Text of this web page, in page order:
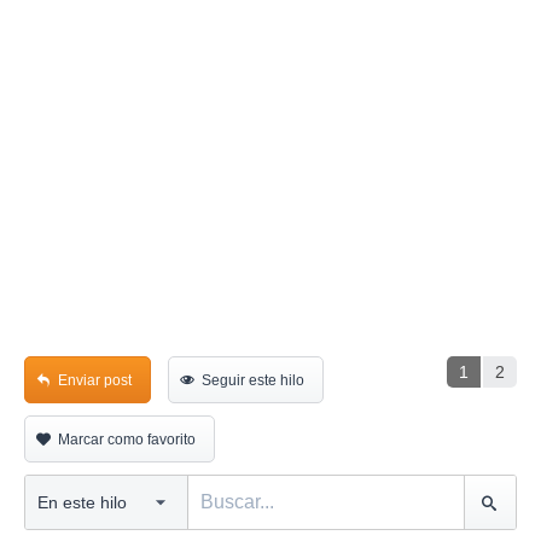
1 2
Enviar post Seguir este hilo
Marcar como favorito